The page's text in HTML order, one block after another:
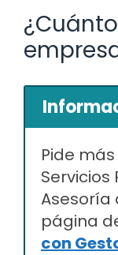
Pide
Servicios
Asesoría
página
con